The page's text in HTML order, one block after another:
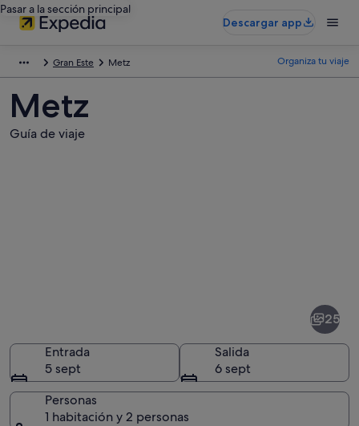
Pasar a la sección principal
Descargar app
Gran Este Metz Organiza tu viaje
Metz
Guía de viaje
25
Entrada
5 sept
Salida
6 sept
Personas
1 habitación y 2 personas